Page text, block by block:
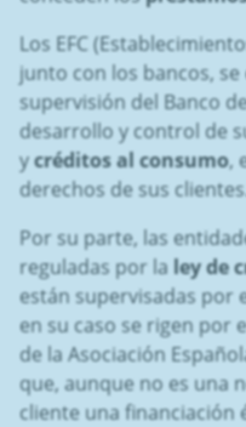
Los EFC
junto con los bancos,
supervisión del Banco
desarrollo y control de
ycréditos al consumo,
derechos de sus
Por su parte, las
reguladas por laley de
están supervisadas por
en su caso se rigen por
de la Asociación
que, aunque no es una
cliente una financiación